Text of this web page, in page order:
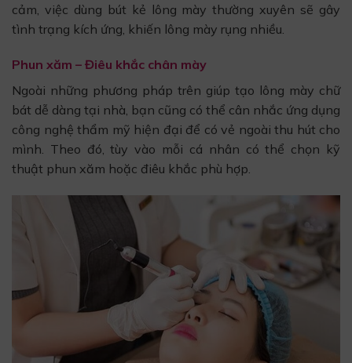
cảm, việc dùng bút kẻ lông mày thường xuyên sẽ gây
tình trạng kích ứng, khiến lông mày rụng nhiều.
Phun xăm – Điêu khắc chân mày
Ngoài những phương pháp trên giúp tạo lông mày chữ
bát dễ dàng tại nhà, bạn cũng có thể cân nhắc ứng dụng
công nghệ thẩm mỹ hiện đại để có vẻ ngoài thu hút cho
mình. Theo đó, tùy vào mỗi cá nhân có thể chọn kỹ
thuật phun xăm hoặc điêu khắc phù hợp.